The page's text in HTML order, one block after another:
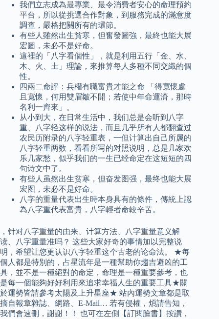
我們立志成為最專業、最令消費者安心的命理預約
平台，所以從挑選合作對象，到服務完成的滿意度
調查，嚴格把關所有的環節。
有些人雖然出生貧寒，但奮發圖強，最終也能大展
宏圖，未必不是好命。
這裡的「八字看個性」，就是利用五行「金、水、
木、火、土」理論，來推算每人多種不同交織的個
性。
四兩二命評：兵權有職富貴才能之命 「得寬懷處
且寬懷，何用雙眉皺不開；若使中年命運濟，那時
名利一齊來」。
从小到大，在日常生活中，我们总是会听到八字
重、八字轻这样的说法，而且几乎所有人都翻查过
农民历附录的八字轻重表，一但计算出自己所属的
八字轻重两数，看看所写的对照说明，总是几家欢
乐几家愁，似乎我们的一生已经命定在这短短的四
句诗文中了。
有些人虽然出生贫寒，但奋发图强，最终也能大展
宏图，未必不是好命。
八字的重量代表出生時本身具有的條件，傳統上認
為八字重代表富貴，八字輕者命較辛苦。
，针对八字重量的由来、计算方法、八字重量意义解
读、八字重量准吗？ 这些大家好奇的事情加以完整说
明，希望让您更认识八字轻重这个古老的论命法。 ★每
個人都是特別的，占星流年是一種幫助你趨吉避凶的工
具，並不是一種絕對的命定，命理是一種重要參考，也
是每一個能夠好好利用來追求幸福人生的重要工具★關
於運勢皆請參考太陽及上升星座★ 站內運勢文章都是取
摘自報章雜誌、網路、E-Mail… 若有侵權，煩請告知，
我們會速刪，謝謝！！ 也可在左側【訂閱臉書】按讚，